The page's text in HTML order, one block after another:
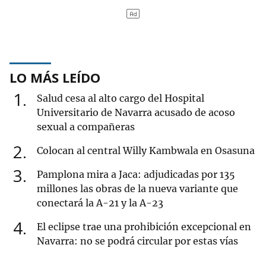
LO MÁS LEÍDO
1
Salud cesa al alto cargo del Hospital
Universitario de Navarra acusado de acoso
sexual a compañeras
2 Colocan al central Willy Kambwala en Osasuna
3
Pamplona mira a Jaca: adjudicadas por 135
millones las obras de la nueva variante que
conectará la A-21 y la A-23
4
El eclipse trae una prohibición excepcional en
Navarra: no se podrá circular por estas vías